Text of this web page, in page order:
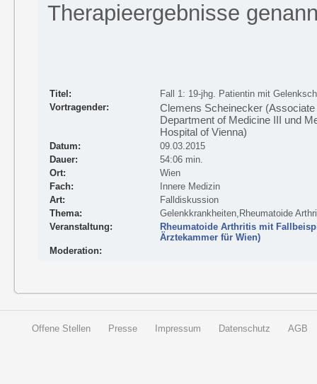
Therapieergebnisse
Titel:
Fall 1: 19-jhg. Patientin mit
Vortragender:
Clemens Scheinecker
Department of Medicine III und
Hospital of Vienna)
Datum:
09.03.2015
Dauer:
54:06 min.
Ort:
Wien
Fach:
Innere Medizin
Art:
Falldiskussion
Thema:
Gelenkkrankheiten,Rheumatoide
Veranstaltung:
Rheumatoide Arthritis mit
Ärztekammer für Wien)
Moderation:
Offene Stellen Presse Impressum Datenschutz AGB